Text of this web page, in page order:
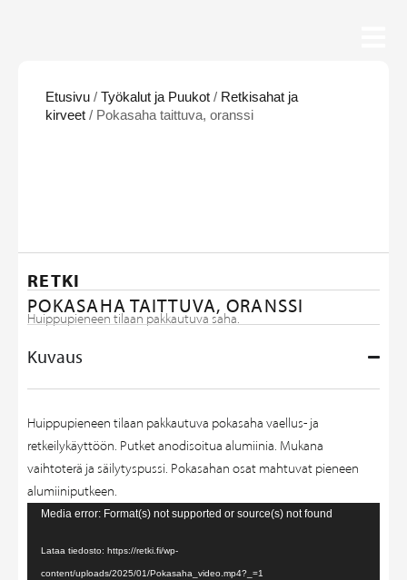
Etusivu / Työkalut ja Puukot / Retkisahat ja
kirveet / Pokasaha taittuva, oranssi
RETKI
POKASAHA TAITTUVA, ORANSSI
Huippupieneen tilaan pakkautuva saha.
Kuvaus
Huippupieneen tilaan pakkautuva pokasaha vaellus- ja
retkeilykäyttöön. Putket anodisoitua alumiinia. Mukana
vaihtoterä ja säilytyspussi. Pokasahan osat mahtuvat pieneen
alumiiniputkeen.
Videotoistin
Media error: Format(s) not supported or source(s) not found
Lataa tiedosto: https://retki.fi/wp-
content/uploads/2025/01/Pokasaha_video.mp4?_=1